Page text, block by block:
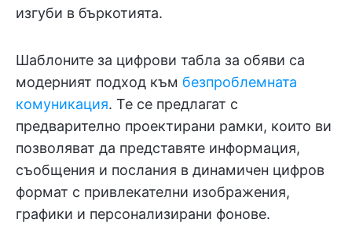
изгуби в бъркотията.
Шаблоните за цифрови табла за обяви са
модерният подход към безпроблемната
комуникация. Те се предлагат с
предварително проектирани рамки, които ви
позволяват да представяте информация,
съобщения и послания в динамичен цифров
формат с привлекателни изображения,
графики и персонализирани фонове.